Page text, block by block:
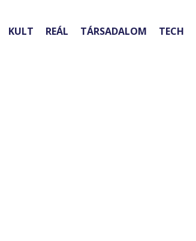
KULT REÁL TÁRSADALOM TECH